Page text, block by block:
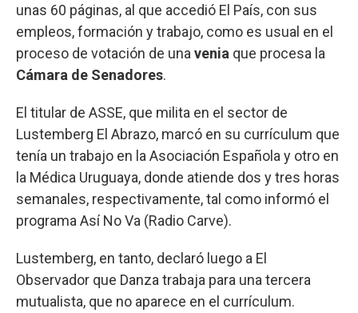
unas 60 páginas, al que accedió El País, con sus
empleos, formación y trabajo, como es usual en el
proceso de votación de una venia que procesa la
Cámara de Senadores.
El titular de ASSE, que milita en el sector de
Lustemberg El Abrazo, marcó en su currículum que
tenía un trabajo en la Asociación Española y otro en
la Médica Uruguaya, donde atiende dos y tres horas
semanales, respectivamente, tal como informó el
programa Así No Va (Radio Carve).
Lustemberg, en tanto, declaró luego a El
Observador que Danza trabaja para una tercera
mutualista, que no aparece en el currículum.